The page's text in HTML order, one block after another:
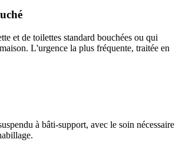
et de toilettes standard bouchées ou qui
L'urgence la plus fréquente, traitée en
à bâti-support, avec le soin nécessaire